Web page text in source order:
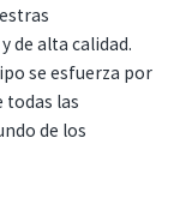
de alta calidad.
se esfuerza por
todas las
de los